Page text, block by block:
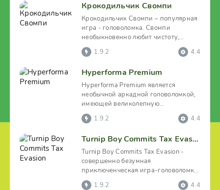
Крокодильчик Свомпи
Крокодильчик Свомпи – популярная
игра - головоломка. Свомпи
необыкновенно любит чистоту,
вопреки тому, что он обитает в
1.9.2 4.4
Hyperforma Premium
Hyperforma Premium является
необычной аркадной головоломкой,
имеющей великолепную
атмосферную визуализацию.
Наличие у
1.9.2 4.4
Turnip Boy Commits Tax Evasion
Turnip Boy Commits Tax Evasion -
совершенно безумная
приключенческая игра-головоломка
с элементами бродилки, где
1.9.2 4.4